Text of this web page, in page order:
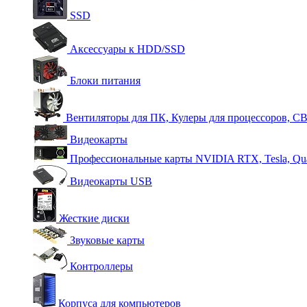
SSD
Аксессуары к HDD/SSD
Блоки питания
Вентиляторы для ПК, Кулеры для процессоров,
Видеокарты
Профессиональные карты NVIDIA RTX, Tesla,
Видеокарты USB
Жесткие диски
Звуковые карты
Контроллеры
Корпуса для компьютеров